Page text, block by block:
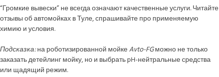
“Громкие вывески” не всегда означают качественные услуги. Читайте
отзывы об автомойках в Туле, спрашивайте про применяемую
химию и условия.
Подсказка:на роботизированной мойкеAvto-FGможно не только
заказать детейлинг мойку, но и выбрать pH-нейтральные средства
или щадящий режим.